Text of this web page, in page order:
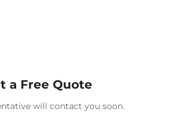
a Free Quote
will contact you soon.